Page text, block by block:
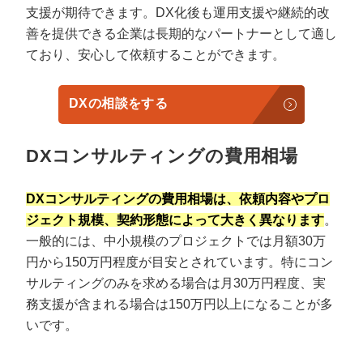
支援が期待できます。DX化後も運用支援や継続的改
善を提供できる企業は長期的なパートナーとして適し
ており、安心して依頼することができます。
DXの相談をする
DXコンサルティングの費用相場
DXコンサルティングの費用相場は、依頼内容やプロ
ジェクト規模、契約形態によって大きく異なります。
一般的には、中小規模のプロジェクトでは月額30万
円から150万円程度が目安とされています。特にコン
サルティングのみを求める場合は月30万円程度、実
務支援が含まれる場合は150万円以上になることが多
いです。